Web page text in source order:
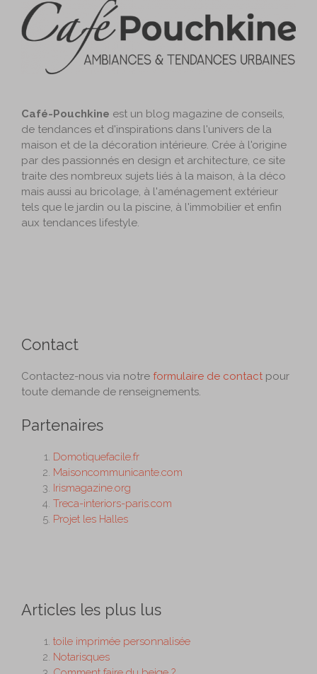
Café-Pouchkine est un blog magazine de conseils,
de tendances et d'inspirations dans l'univers de la
maison et de la décoration intérieure. Crée à l'origine
par des passionnés en design et architecture, ce site
traite des nombreux sujets liés à la maison, à la déco
mais aussi au bricolage, à l'aménagement extérieur
tels que le jardin ou la piscine, à l'immobilier et enfin
aux tendances lifestyle.
Contact
Contactez-nous via notre formulaire de contact pour
toute demande de renseignements.
Partenaires
Domotiquefacile.fr
Maisoncommunicante.com
Irismagazine.org
Treca-interiors-paris.com
Projet les Halles
Articles les plus lus
toile imprimée personnalisée
Notarisques